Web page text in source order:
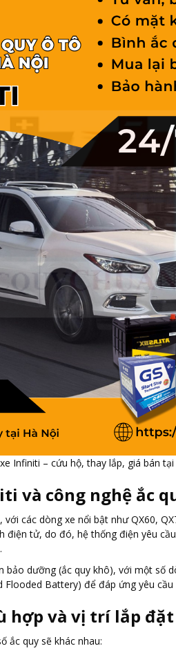
Infiniti – cứu hộ, thay lắp, giá bán tại
và công nghệ ắc
các dòng xe nổi bật như QX60,
điện tử, do đó, hệ thống điện yêu
bảo dưỡng (ắc quy khô), với một số
Flooded Battery) để đáp ứng yêu
hợp và vị trí lắp đặt
ắc quy sẽ khác nhau: